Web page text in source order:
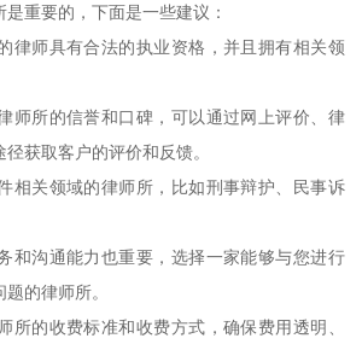
重要的，下面是一些建议：
律师具有合法的执业资格，并且拥有相关领
师所的信誉和口碑，可以通过网上评价、律
获取客户的评价和反馈。
相关领域的律师所，比如刑事辩护、民事诉
和沟通能力也重要，选择一家能够与您进行
的律师所。
所的收费标准和收费方式，确保费用透明、